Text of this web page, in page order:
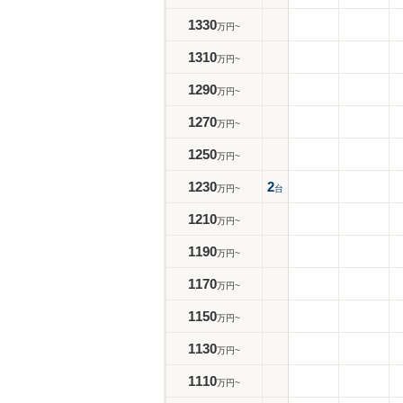
1330万円~
1310万円~
1290万円~
1270万円~
1250万円~
1230万円~ 2台
1210万円~
1190万円~
1170万円~
1150万円~
1130万円~
1110万円~